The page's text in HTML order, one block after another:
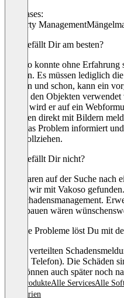
Use cases:
Property Management
Was gefällt Dir am besten?
Vakoso konnte ohne
werden. Es müssen lediglich
werden und schon, kann ein
und in den Objekten
Code, wird er auf ein
Schaden direkt mit Bildern
oder das Problem informiert
nachvollziehen.
Was gefällt Dir nicht?
Wir waren auf der Suche nach
haben wir mit Vakoso
das Schadensmanagement.
auszubauen wären
Welche Probleme löst Du mit
Keine verteilten
Email, Telefon). Die Schäden
und können auch später noch
Alle ProdukteAlle ServicesAlle
Kategorien